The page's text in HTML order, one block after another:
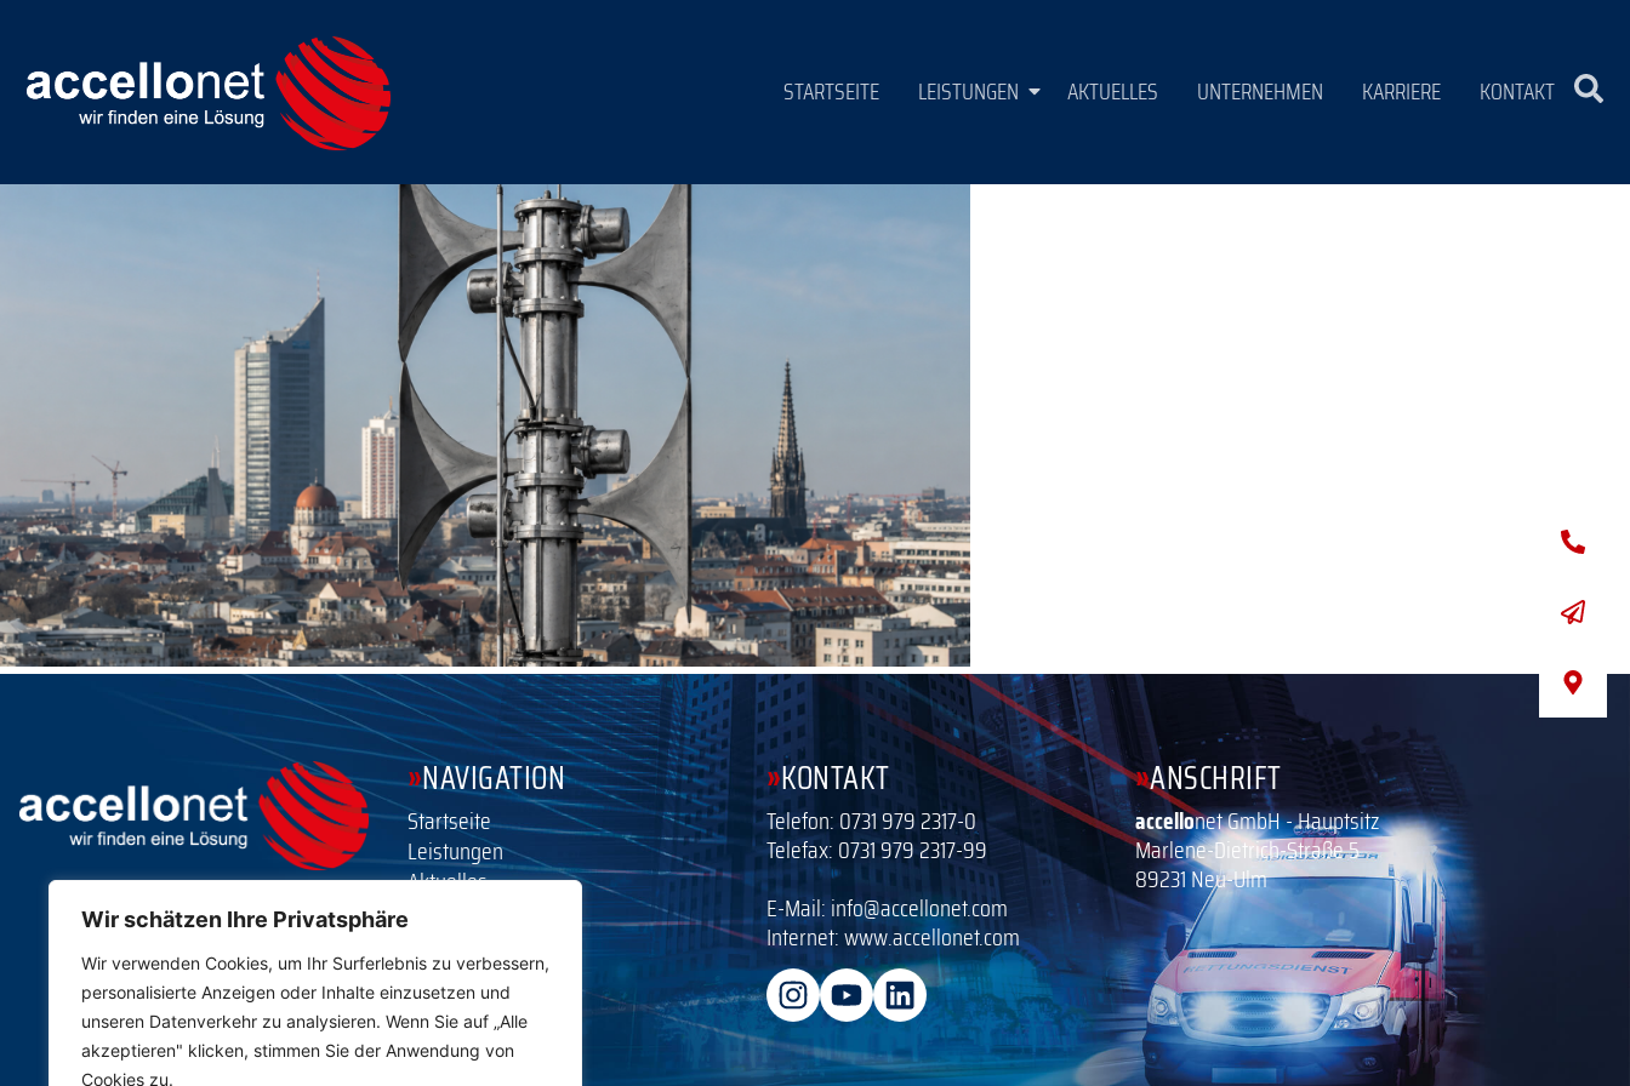
Wir schätzen Ihre Privatsphäre
Wir verwenden Cookies, um Ihr Surferlebnis zu verbessern,
personalisierte Anzeigen oder Inhalte einzusetzen und
unseren Datenverkehr zu analysieren. Wenn Sie auf „Alle
akzeptieren" klicken, stimmen Sie der Anwendung von
Cookies zu.
STARTSEITE LEISTUNGEN AKTUELLES UNTERNEHMEN KARRIERE KONTAKT
Erstellung einer Konzeption zur Umsetzung eines flächendeckenden
Sirenenwarnsystems
»NAVIGATION
Startseite
Leistungen
Aktuelles
Kontakt
Impressum
Datenschutz
»KONTAKT
Telefon:0731 979 2317-0
Telefax: 0731 979 2317-99
E-Mail:info@accellonet.com
Internet:www.accellonet.com
»ANSCHRIFT
accellonet GmbH - Hauptsitz
Marlene-Dietrich-Straße 5
89231 Neu-Ulm